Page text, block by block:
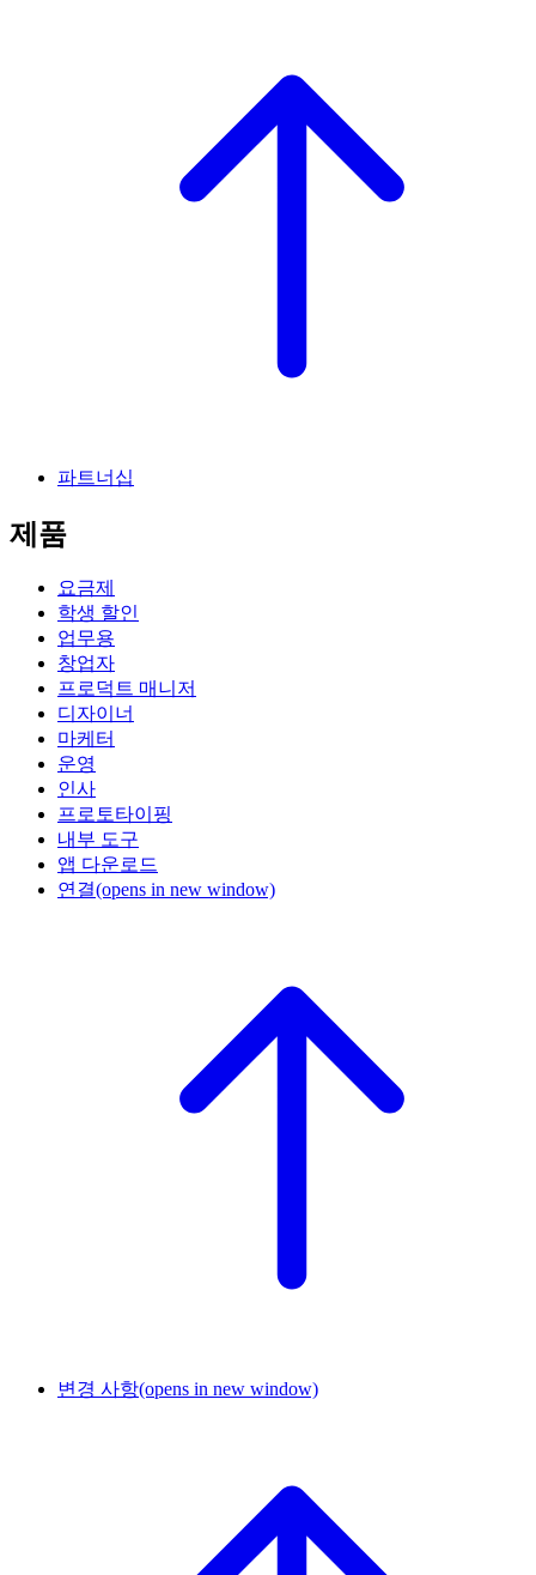
파트너십
제품
요금제
학생 할인
업무용
창업자
프로덕트 매니저
디자이너
마케터
운영
인사
프로토타이핑
내부 도구
앱 다운로드
연결(opens in new window)
변경 사항(opens in new window)